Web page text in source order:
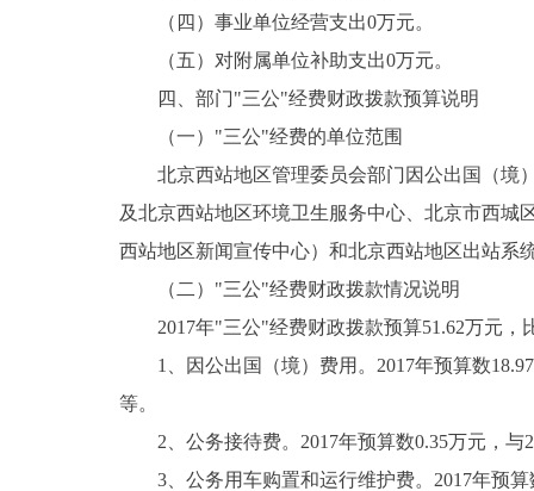
（四）事业单位经营支出0万元。
（五）对附属单位补助支出0万元。
四、部门"三公"经费财政拨款预算说明
（一）"三公"经费的单位范围
北京西站地区管理委员会部门因公出国（境）
及北京西站地区环境卫生服务中心、北京市西
西站地区新闻宣传中心）和北京西站地区出站系
（二）"三公"经费财政拨款情况说明
2017年"三公"经费财政拨款预算51.62万元，
1、因公出国（境）费用。2017年预算数18.97
等。
2、公务接待费。2017年预算数0.35万元，与
3、公务用车购置和运行维护费。2017年预算